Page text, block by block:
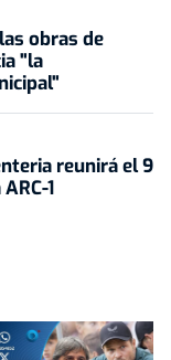
obras de
"la
reunirá el 9
1